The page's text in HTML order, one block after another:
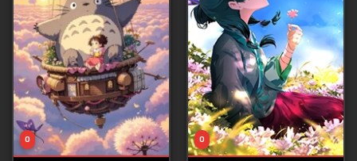
Tập 42
Tập 43
Tập 44
Tập 45
Tập 46
Tập 47
0 0